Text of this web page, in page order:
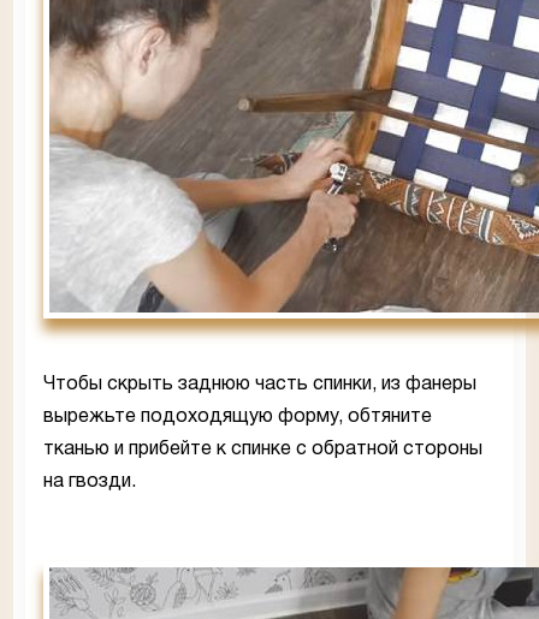
Чтобы скрыть заднюю часть спинки, из фанеры
вырежьте подоходящую форму, обтяните
тканью и прибейте к спинке с обратной стороны
на гвозди.